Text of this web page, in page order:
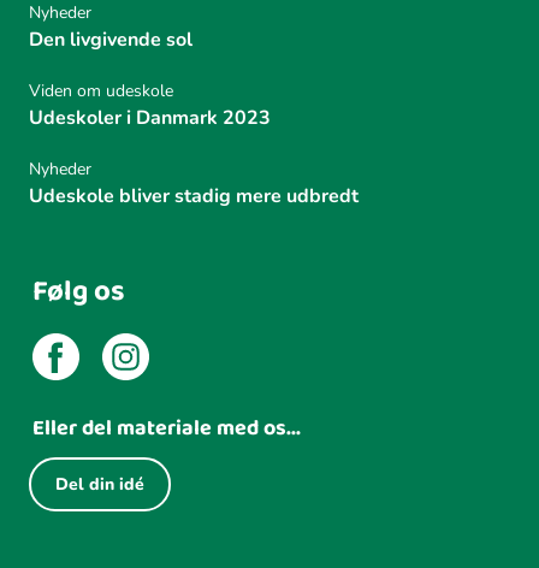
Nyheder
Den livgivende sol
Viden om udeskole
Udeskoler i Danmark 2023
Nyheder
Udeskole bliver stadig mere udbredt
Følg os
Eller del materiale med os...
Del din idé